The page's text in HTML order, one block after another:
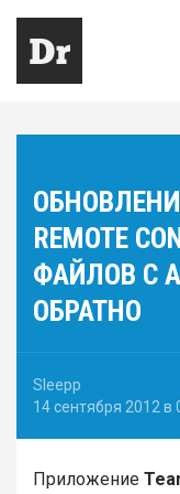
REMOTE
ФАЙЛОВ С
ОБРАТНО
Sleepp
14 сентября 2012 в
Приложение